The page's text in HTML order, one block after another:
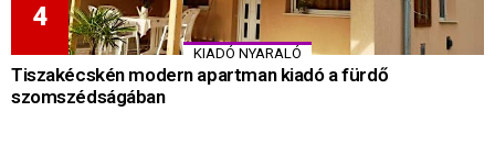
KIADÓ NYARALÓ
Tiszakécskén modern apartman kiadó a fürdő
szomszédságában